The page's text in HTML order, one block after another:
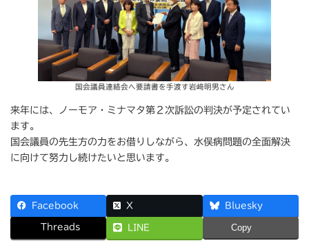
国会議員連絡会へ要請書を手渡す岩﨑明男さん
来年には、ノーモア・ミナマタ第２次訴訟の判決が予定されてい
ます。
国会議員の先生方の力をお借りしながら、水俣病問題の全面解決
に向けて努力し続けたいと思います。
Facebook X Bluesky
Threads LINE Copy